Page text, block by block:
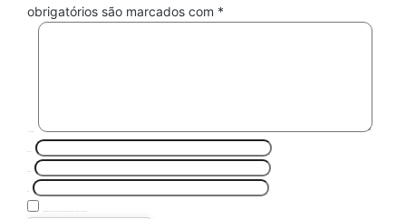
obrigatórios são marcados com *